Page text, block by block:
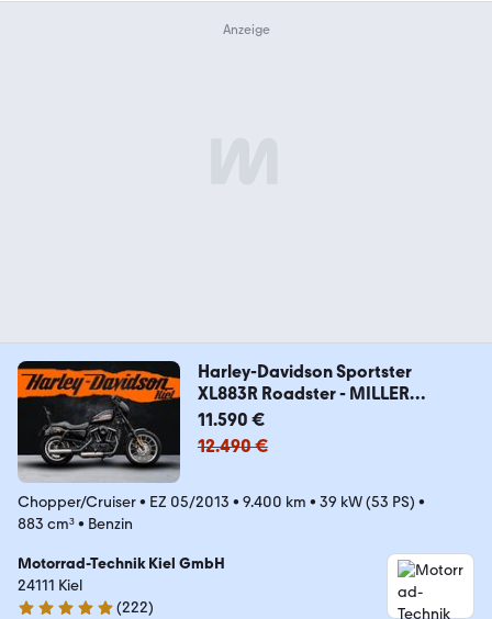
Harley-Davidson Sportster
XL883R Roadster - MILLER
ABGASANLAGE -
11.590 €
12.490 €
Chopper/Cruiser• EZ 05/2013 • 9.400 km • 39 kW (53 PS) •
883 cm³• Benzin
Motorrad-Technik Kiel GmbH
24111 Kiel
(222)